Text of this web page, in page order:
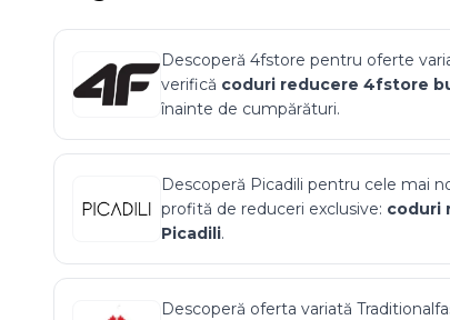
Descoperă 4fstore pentru oferte
verifică coduri reducere 4fstore
înainte de cumpărături.
Descoperă Picadili pentru cele mai
profită de reduceri exclusive: coduri
Picadili.
Descoperă oferta variată